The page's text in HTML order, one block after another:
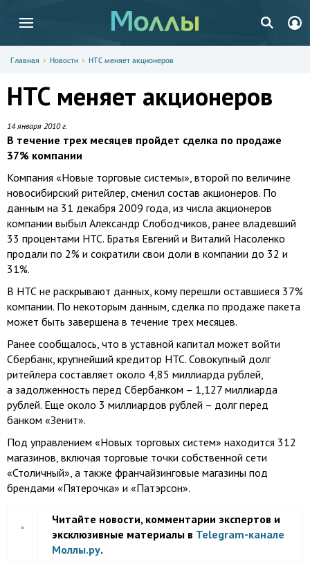
Главная Новости НТС меняет акционеров
НТС меняет акционеров
14 января 2010 г.
В течение трех месяцев пройдет сделка по продаже
37% компании
Компания «Новые торговые системы», второй по величине
новосибирский ритейлер, сменил состав акционеров. По
данным на 31 декабря 2009 года, из числа акционеров
компании выбыл Александр Слободчиков, ранее владевший
33 процентами НТС. Братья Евгений и Виталий Насоленко
продали по 2% и сократили свои доли в компании до 32 и
31%.
В НТС не раскрывают данных, кому перешли оставшиеся 37%
компании. По некоторым данным, сделка по продаже пакета
может быть завершена в течение трех месяцев.
Ранее сообщалось, что в уставной капитал может войти
Сбербанк, крупнейший кредитор НТС. Совокупный долг
ритейлера составляет около 4,85 миллиарда рублей,
а задолженность перед Сбербанком – 1,127 миллиарда
рублей. Еще около 3 миллиардов рублей – долг перед
банком «Зенит».
Под управлением «Новых торговых систем» находится 312
магазинов, включая торговые точки собственной сети
«Столичный», а также франчайзинговые магазины под
брендами «Пятерочка» и «Патэрсон».
Читайте новости, комментарии экспертов и
эксклюзивные материалы в Telegram-канале
Моллы.ру.